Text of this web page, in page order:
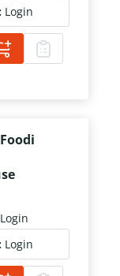
Login
Login